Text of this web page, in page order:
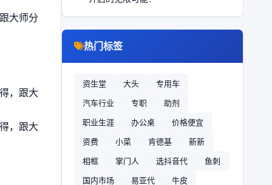
大师分
，跟大
，跟大
热门标签
资生堂 大头
专用车
汽车行业
专职
助剂
职业生涯
办公桌
价格便宜
资费
小菜 肯德基
新新
相框
掌门人 选抖音代
鱼刺
国内市场
易亚代 牛皮